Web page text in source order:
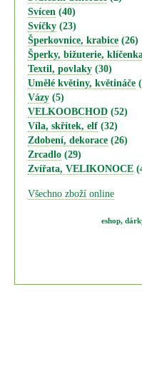
Svícen (40)
Svíčky (23)
Šperkovnice, krabice (26)
Šperky, bižuterie,
Textil, povlaky (30)
Umělé květiny, květináče
Vázy (5)
VELKOOBCHOD (52)
Víla, skřítek, elf (32)
Zdobení, dekorace (26)
Zrcadlo (29)
Zvířata, VELIKONOCE
Všechno zboží online
eshop,